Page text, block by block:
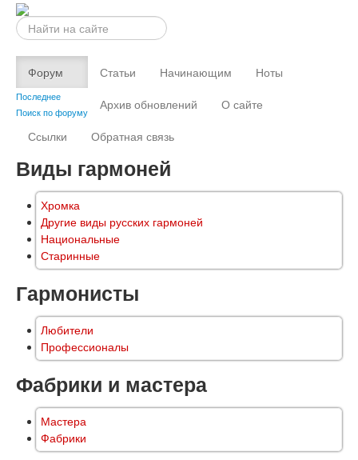
Искать...
Форум
Последнее
Поиск по форуму
Статьи Начинающим
Ноты
Архив обновлений
О сайте
Ссылки
Обратная связь
Виды гармоней
Хромка
Другие виды русских гармоней
Национальные
Старинные
Гармонисты
Любители
Профессионалы
Фабрики и мастера
Мастера
Фабрики